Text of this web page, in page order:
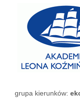
grupa kierunków: